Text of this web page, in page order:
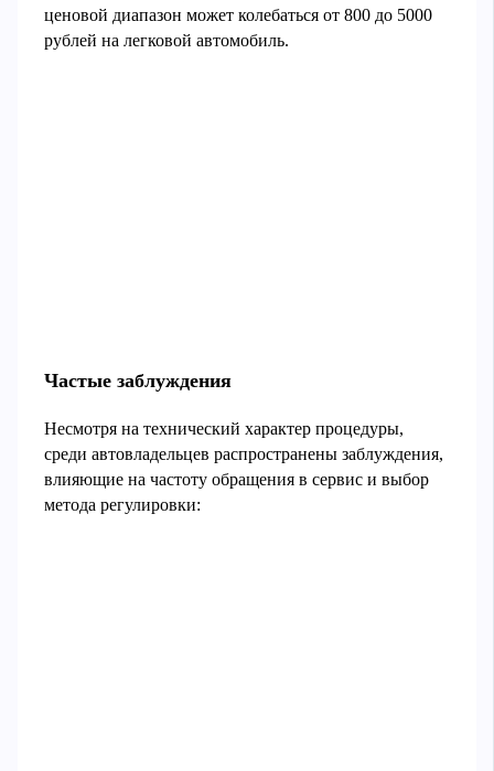
ценовой диапазон может колебаться от 800 до 5000
рублей на легковой автомобиль.
Частые заблуждения
Несмотря на технический характер процедуры,
среди автовладельцев распространены заблуждения,
влияющие на частоту обращения в сервис и выбор
метода регулировки: